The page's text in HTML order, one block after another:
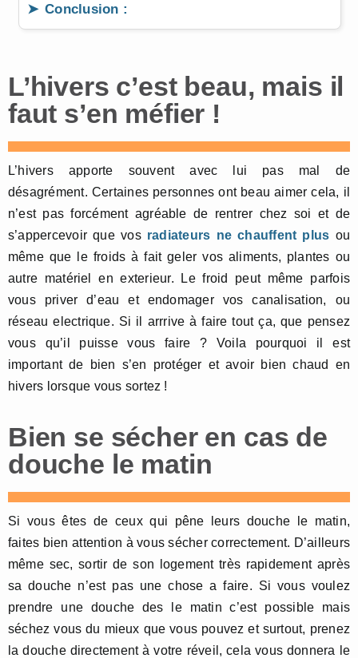
Conclusion :
L’hivers c’est beau, mais il
faut s’en méfier !
L’hivers apporte souvent avec lui pas mal de
désagrément. Certaines personnes ont beau aimer cela, il
n’est pas forcément agréable de rentrer chez soi et de
s’appercevoir que vos radiateurs ne chauffent plus ou
même que le froids à fait geler vos aliments, plantes ou
autre matériel en exterieur. Le froid peut même parfois
vous priver d’eau et endomager vos canalisation, ou
réseau electrique. Si il arrrive à faire tout ça, que pensez
vous qu’il puisse vous faire ? Voila pourquoi il est
important de bien s’en protéger et avoir bien chaud en
hivers lorsque vous sortez !
Bien se sécher en cas de
douche le matin
Si vous êtes de ceux qui pêne leurs douche le matin,
faites bien attention à vous sécher correctement. D’ailleurs
même sec, sortir de son logement très rapidement après
sa douche n’est pas une chose a faire. Si vous voulez
prendre une douche des le matin c’est possible mais
séchez vous du mieux que vous pouvez et surtout, prenez
la douche directement à votre réveil, cela vous donnera le